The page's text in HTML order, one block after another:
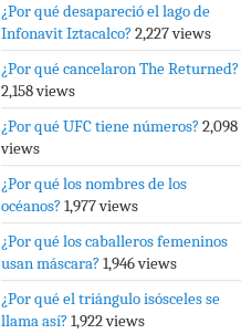
¿Por qué desapareció el lago de
Infonavit Iztacalco? 2,227 views
¿Por qué cancelaron The Returned?
2,158 views
¿Por qué UFC tiene números? 2,098
views
¿Por qué los nombres de los
océanos? 1,977 views
¿Por qué los caballeros femeninos
usan máscara? 1,946 views
¿Por qué el triángulo isósceles se
llama así? 1,922 views